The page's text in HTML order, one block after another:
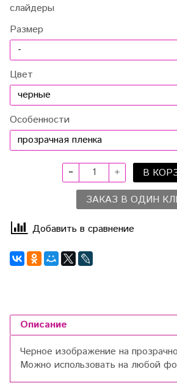
слайдеры
Размер
Цвет
Особенности
В
ЗАКАЗ В ОДИН
Добавить в сравнение
Описание
Черное изображение на
Можно использовать на любой